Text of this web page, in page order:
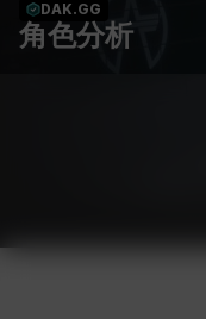
DAK.GG
角色分析